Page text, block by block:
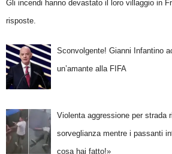
Gli incendi hanno devastato il loro villaggio in
risposte.
Sconvolgente! Gianni Infantino
un’amante alla FIFA
Violenta aggressione per strada
sorveglianza mentre i passanti
cosa hai fatto!»